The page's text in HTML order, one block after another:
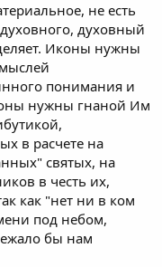
не есть
духовный
Иконы нужны
понимания и
нужны гнаной Им
в расчете на
святых, на
в честь их,
как "нет ни в ком
под небом,
бы нам